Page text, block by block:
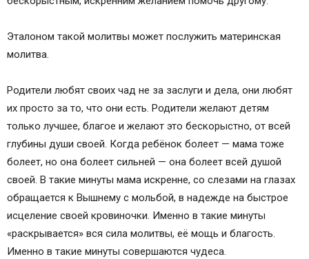
Эталоном такой молитвы может послужить материнская
молитва.
Родители любят своих чад не за заслуги и дела, они любят
их просто за то, что они есть. Родители желают детям
только лучшее, благое и желают это бескорыстно, от всей
глубины души своей. Когда ребёнок болеет — мама тоже
болеет, но она болеет сильней — она болеет всей душой
своей. В такие минуты мама искренне, со слезами на глазах
обращается к Вышнему с мольбой, в надежде на быстрое
исцеление своей кровиночки. Именно в такие минуты
«раскрывается» вся сила молитвы, её мощь и благость.
Именно в такие минуты совершаются чудеса.